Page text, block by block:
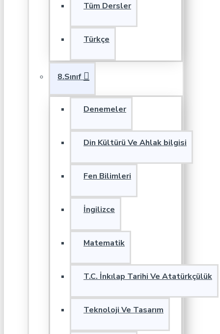
Tüm Dersler
Türkçe
8.Sınıf
Denemeler
Din Kültürü Ve Ahlak bilgisi
Fen Bilimleri
İngilizce
Matematik
T.C. İnkılap Tarihi Ve Atatürkçülük
Teknoloji Ve Tasarım